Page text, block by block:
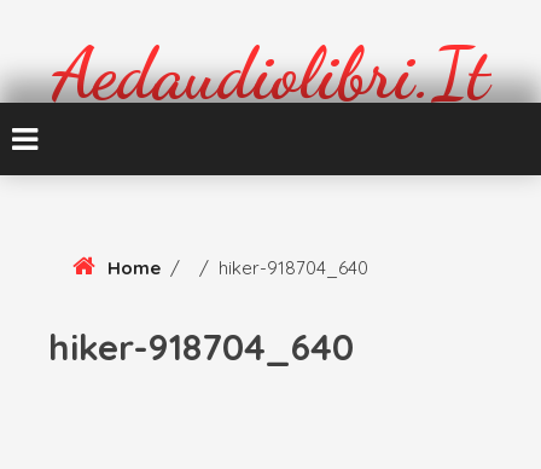
Aedaudiolibri.it
Home / / hiker-918704_640
hiker-918704_640